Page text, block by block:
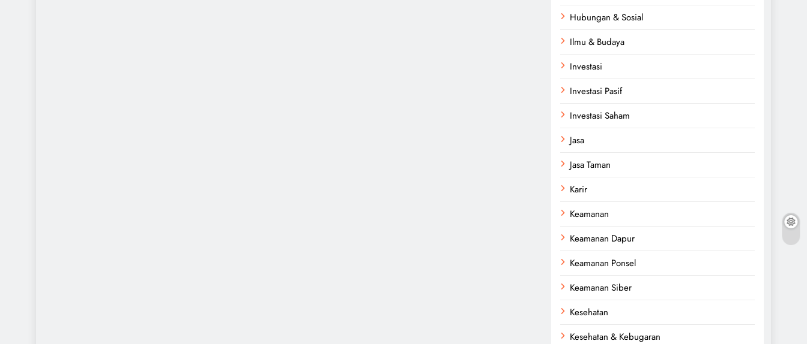
Hubungan & Sosial
Ilmu & Budaya
Investasi
Investasi Pasif
Investasi Saham
Jasa
Jasa Taman
Karir
Keamanan
Keamanan Dapur
Keamanan Ponsel
Keamanan Siber
Kesehatan
Kesehatan & Kebugaran